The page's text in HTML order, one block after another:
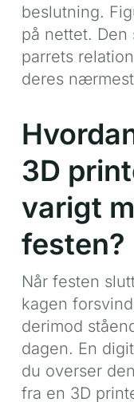
beslutning.
på nettet.
parrets
deres
3D
varigt
festen?
Når festen
kagen
derimod
dagen. En
du overser
fra en 3D